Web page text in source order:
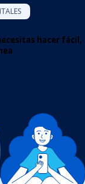
hacer fácil,